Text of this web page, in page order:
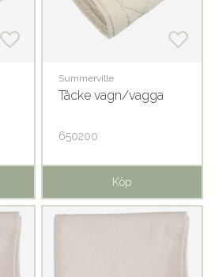
Summerville
Täcke vagn/vagga
650200
Köp